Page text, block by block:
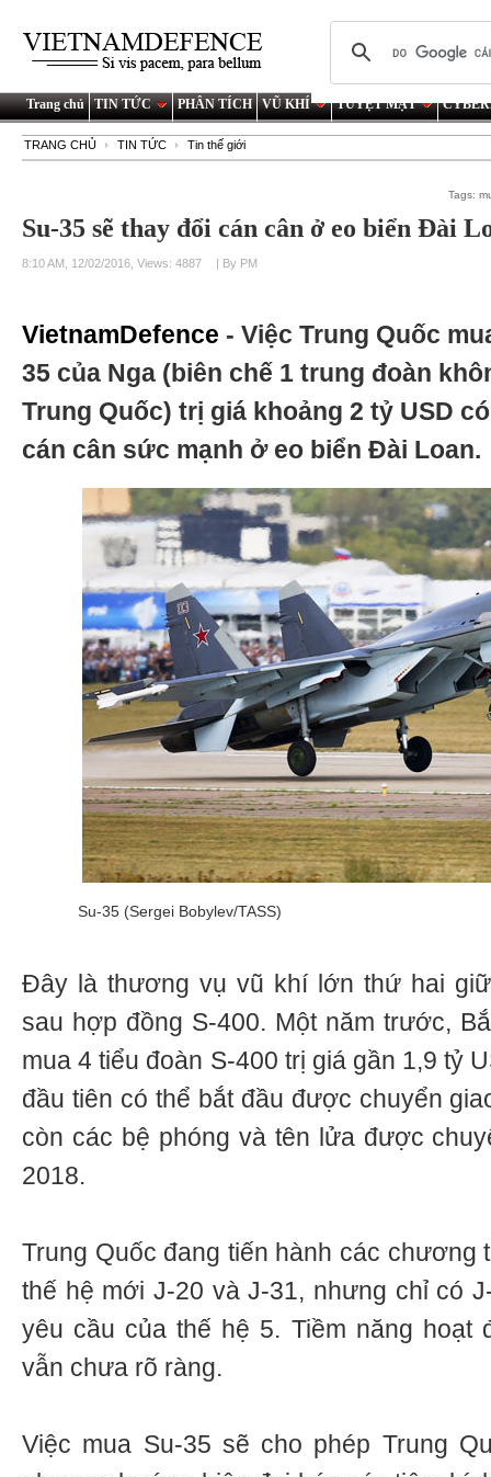
Trang chủ TIN TỨC PHÂN TÍCH VŨ KHÍ TUYỆT MẬT
TRANG CHỦ TIN TỨC Tin thế giới
Tags:
Su-35 sẽ thay đổi cán cân ở eo biển Đài
8:10 AM, 12/02/2016, Views: 4887 | By PM
VietnamDefence - Việc Trung Quốc
35 của Nga (biên chế 1 trung đoàn
Trung Quốc) trị giá khoảng 2 tỷ USD
cán cân sức mạnh ở eo biển Đài Loan.
Su-35 (Sergei Bobylev/TASS)
Đây là thương vụ vũ khí lớn thứ hai
sau hợp đồng S-400. Một năm trước,
mua 4 tiểu đoàn S-400 trị giá gần 1,9 tỷ
đầu tiên có thể bắt đầu được chuyển
còn các bệ phóng và tên lửa được
2018.
Trung Quốc đang tiến hành các chương
thế hệ mới J-20 và J-31, nhưng chỉ có
yêu cầu của thế hệ 5. Tiềm năng hoạt
vẫn chưa rõ ràng.
Việc mua Su-35 sẽ cho phép Trung